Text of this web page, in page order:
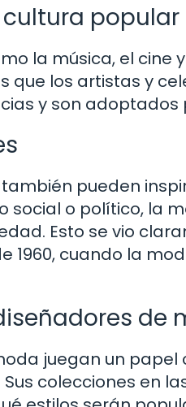
popular
la música, el cine
que los artistas y
y son adoptados
pueden
social o político, la
Esto se vio
1960, cuando la
de
juegan un
colecciones en